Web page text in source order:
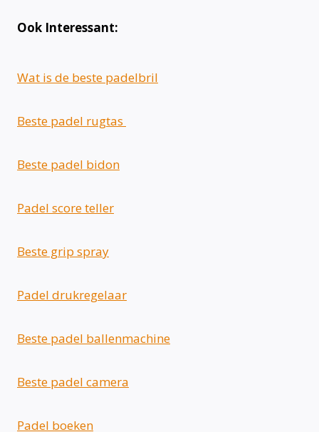
Ook Interessant:
Wat is de beste padelbril
Beste padel rugtas
Beste padel bidon
Padel score teller
Beste grip spray
Padel drukregelaar
Beste padel ballenmachine
Beste padel camera
Padel boeken